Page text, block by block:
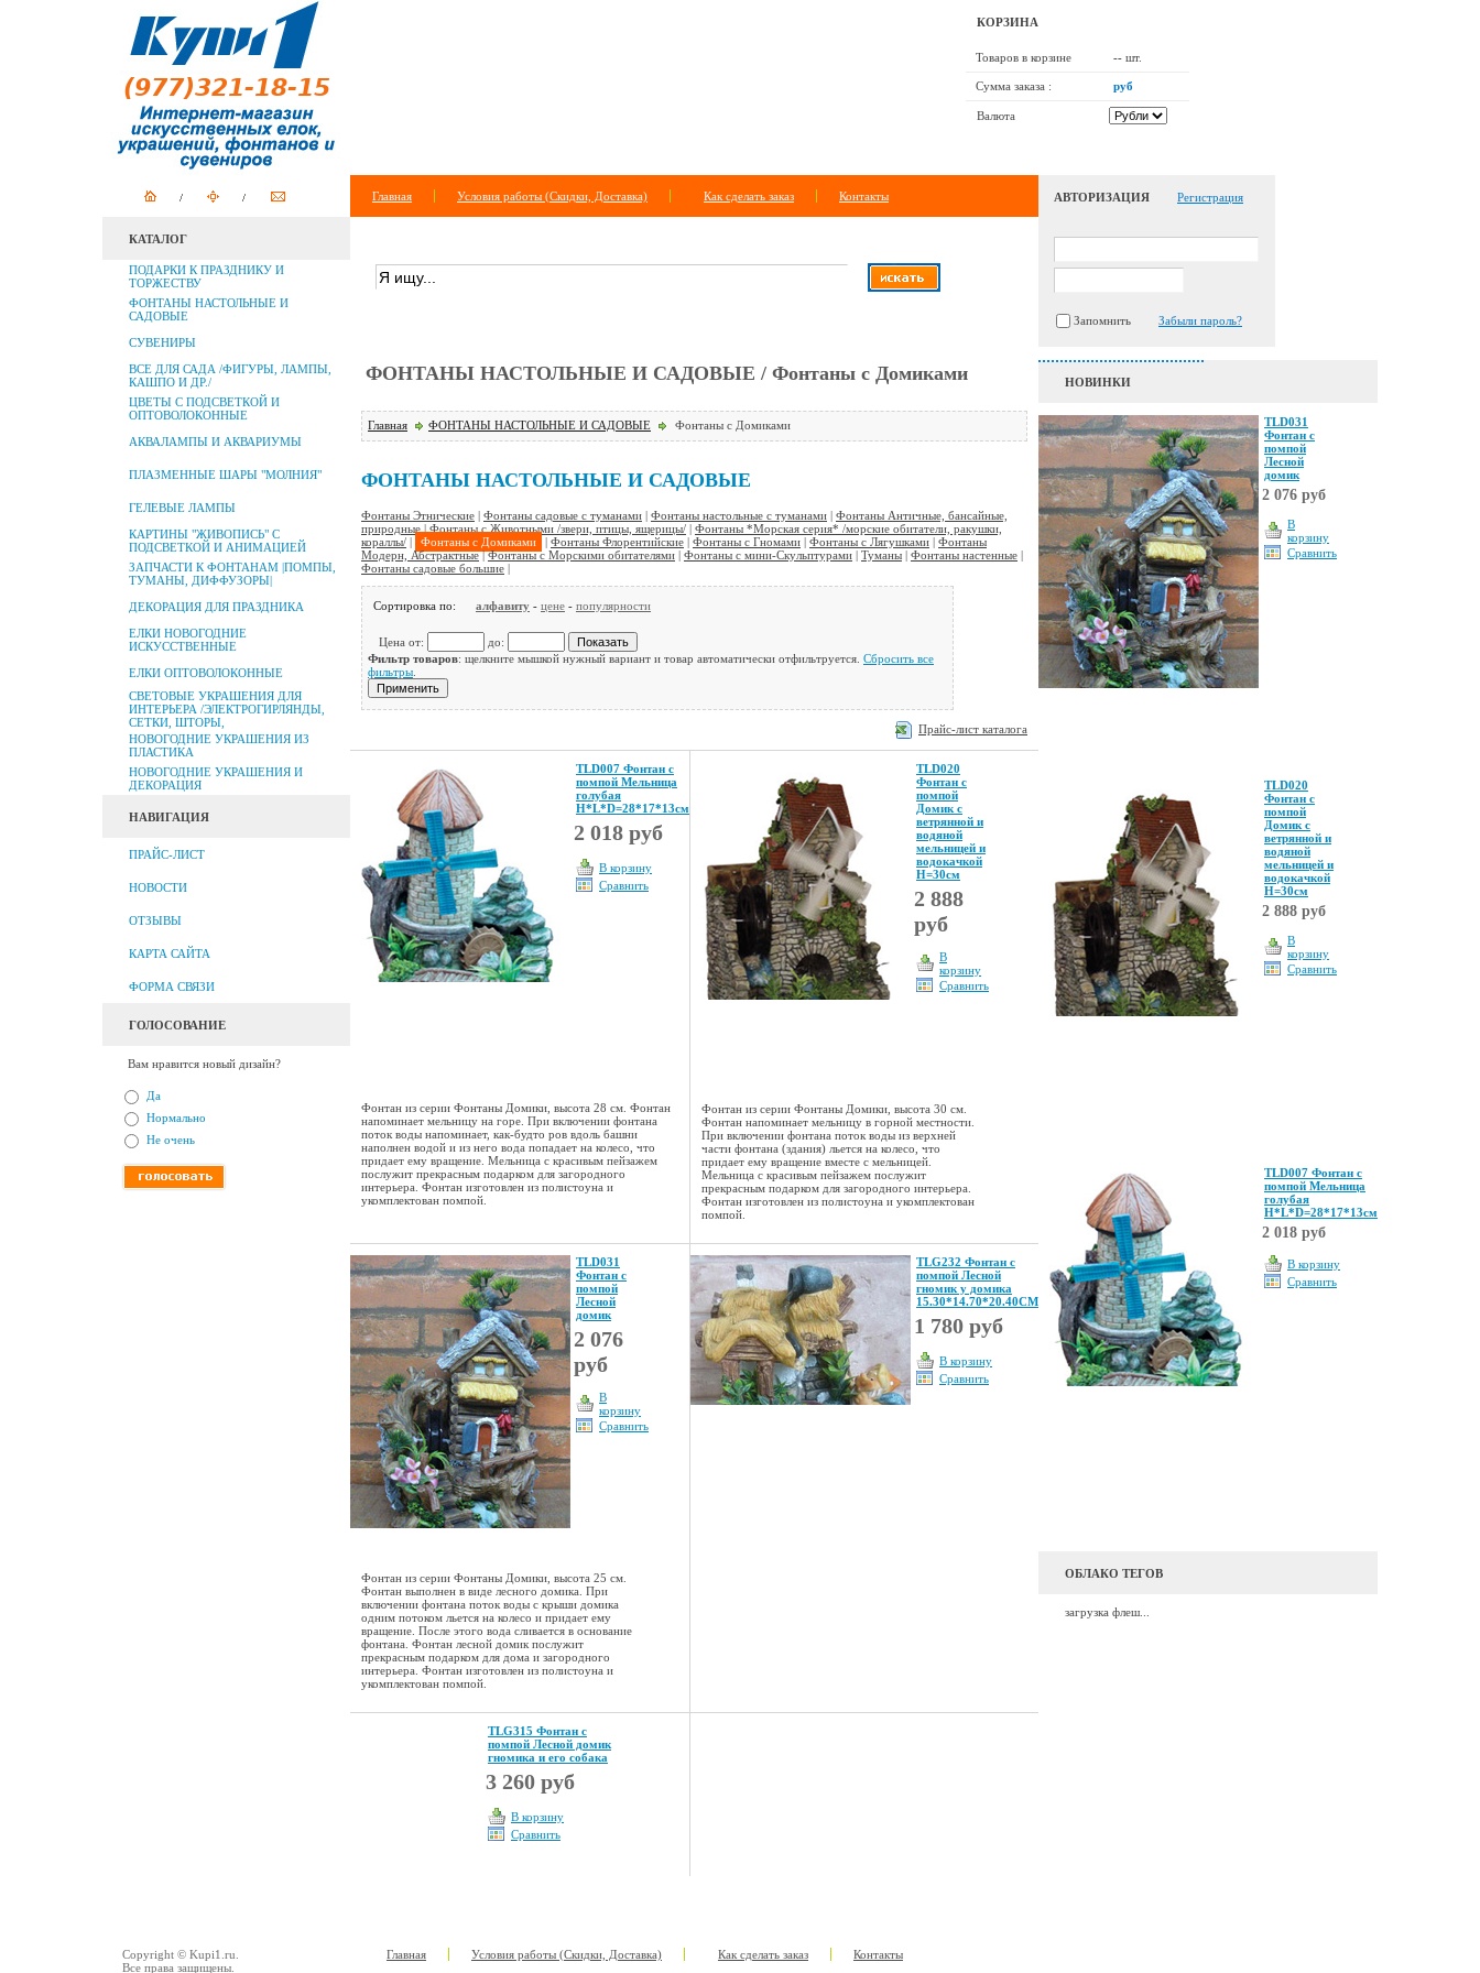
КОРЗИНА
Товаров в корзине -- шт.
Сумма заказа : руб
Валюта
Главная Условия работы (Скидки, Доставка) Как сделать заказ Контакты
КАТАЛОГ
ПОДАРКИ К ПРАЗДНИКУ И
ТОРЖЕСТВУ
ФОНТАНЫ НАСТОЛЬНЫЕ И
САДОВЫЕ
СУВЕНИРЫ
ВСЕ ДЛЯ САДА /ФИГУРЫ, ЛАМПЫ,
КАШПО И ДР./
ЦВЕТЫ С ПОДСВЕТКОЙ И
ОПТОВОЛОКОННЫЕ
АКВАЛАМПЫ И АКВАРИУМЫ
ПЛАЗМЕННЫЕ ШАРЫ "МОЛНИЯ"
ГЕЛЕВЫЕ ЛАМПЫ
КАРТИНЫ "ЖИВОПИСЬ" С
ПОДСВЕТКОЙ И АНИМАЦИЕЙ
ЗАПЧАСТИ К ФОНТАНАМ |ПОМПЫ,
ТУМАНЫ, ДИФФУЗОРЫ|
ДЕКОРАЦИЯ ДЛЯ ПРАЗДНИКА
ЕЛКИ НОВОГОДНИЕ
ИСКУССТВЕННЫЕ
ЕЛКИ ОПТОВОЛОКОННЫЕ
СВЕТОВЫЕ УКРАШЕНИЯ ДЛЯ
ИНТЕРЬЕРА /ЭЛЕКТРОГИРЛЯНДЫ,
СЕТКИ, ШТОРЫ,
НОВОГОДНИЕ УКРАШЕНИЯ ИЗ
ПЛАСТИКА
НОВОГОДНИЕ УКРАШЕНИЯ И
ДЕКОРАЦИЯ
НАВИГАЦИЯ
ПРАЙС-ЛИСТ
НОВОСТИ
ОТЗЫВЫ
КАРТА САЙТА
ФОРМА СВЯЗИ
ГОЛОСОВАНИЕ
Вам нравится новый дизайн?
Да
Нормально
Не очень
ФОНТАНЫ НАСТОЛЬНЫЕ И САДОВЫЕ / Фонтаны с Домиками
Главная ФОНТАНЫ НАСТОЛЬНЫЕ И САДОВЫЕ Фонтаны с Домиками
ФОНТАНЫ НАСТОЛЬНЫЕ И САДОВЫЕ
Фонтаны Этнические | Фонтаны садовые с туманами | Фонтаны настольные с туманами | Фонтаны Античные, бансайные,
природные | Фонтаны с Животными /звери, птицы, ящерицы/ | Фонтаны *Морская серия* /морские обитатели, ракушки,
кораллы/ | Фонтаны с Домиками | Фонтаны Флорентийские | Фонтаны с Гномами | Фонтаны с Лягушками | Фонтаны
Модерн, Абстрактные|Фонтаны с Морскими обитателями | Фонтаны с мини-Скульптурами | Туманы | Фонтаны настенные |
Фонтаны садовые большие |
Сортировка по: алфавиту - цене - популярности
Цена от:
до:
Фильтр товаров: щелкните мышкой нужный вариант и товар автоматически отфильтруется. Сбросить все
фильтры
Прайс-лист каталога
TLD007 Фонтан с
помпой Мельница
голубая
Н*L*D=28*17*13см
2 018 руб
В корзину
Сравнить
Фонтан из серии Фонтаны Домики, высота 28 см. Фонтан
напоминает мельницу на горе. При включении фонтана
поток воды напоминает, как-будто ров вдоль башни
наполнен водой и из него вода попадает на колесо, что
придает ему вращение. Мельница с красивым пейзажем
послужит прекрасным подарком для загородного
интерьера. Фонтан изготовлен из полистоуна и
укомплектован помпой.
TLD020
Фонтан с
помпой
Домик с
ветрянной и
водяной
мельницей и
водокачкой
Н=30см
2 888
руб
В
корзину
Сравнить
Фонтан из серии Фонтаны Домики, высота 30 см.
Фонтан напоминает мельницу в горной местности.
При включении фонтана поток воды из верхней
части фонтана (здания) льется на колесо, что
придает ему вращение вместе с мельницей.
Мельница с красивым пейзажем послужит
прекрасным подарком для загородного интерьера.
Фонтан изготовлен из полистоуна и укомплектован
помпой.
TLD031
Фонтан с
помпой
Лесной
домик
2 076
руб
В
корзину
Сравнить
Фонтан из серии Фонтаны Домики, высота 25 см.
Фонтан выполнен в виде лесного домика. При
включении фонтана поток воды с крыши домика
одним потоком льется на колесо и придает ему
вращение. После этого вода сливается в основание
фонтана. Фонтан лесной домик послужит
прекрасным подарком для дома и загородного
интерьера. Фонтан изготовлен из полистоуна и
укомплектован помпой.
TLG232 Фонтан с
помпой Лесной
гномик у домика
15.30*14.70*20.40CM
1 780 руб
В корзину
Сравнить
TLG315 Фонтан с
помпой Лесной домик
гномика и его собака
3 260 руб
В корзину
Сравнить
АВТОРИЗАЦИЯ Регистрация
Запомнить Забыли пароль?
НОВИНКИ
TLD031
Фонтан с
помпой
Лесной
домик
2 076 руб
В
корзину
Сравнить
TLD020
Фонтан с
помпой
Домик с
ветрянной и
водяной
мельницей и
водокачкой
Н=30см
2 888 руб
В
корзину
Сравнить
TLD007 Фонтан с
помпой Мельница
голубая
Н*L*D=28*17*13см
2 018 руб
В корзину
Сравнить
ОБЛАКО ТЕГОВ
загрузка флеш...
Copyright © Kupi1.ru.
Все права защищены.
Главная Условия работы (Скидки, Доставка) Как сделать заказ Контакты